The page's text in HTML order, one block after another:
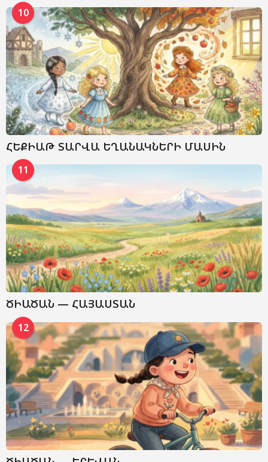
10
ՀԵՔԻԱԹ ՏԱՐՎԱ ԵՂԱՆԱԿՆԵՐԻ ՄԱՍԻՆ
11
ԾԻԱԾԱՆ — ՀԱՅԱՍՏԱՆ
12